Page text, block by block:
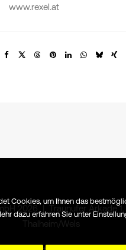
www.rexel.at
2026 | Traunufer Arkade
Thalheim/Wels
Cookies, um Ihnen das
dazu erfahren Sie unter